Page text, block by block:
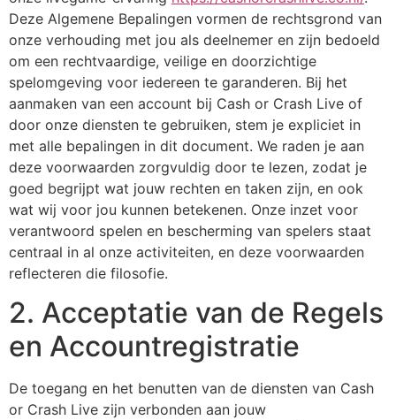
Deze Algemene Bepalingen vormen de rechtsgrond van
onze verhouding met jou als deelnemer en zijn bedoeld
om een rechtvaardige, veilige en doorzichtige
spelomgeving voor iedereen te garanderen. Bij het
aanmaken van een account bij Cash or Crash Live of
door onze diensten te gebruiken, stem je expliciet in
met alle bepalingen in dit document. We raden je aan
deze voorwaarden zorgvuldig door te lezen, zodat je
goed begrijpt wat jouw rechten en taken zijn, en ook
wat wij voor jou kunnen betekenen. Onze inzet voor
verantwoord spelen en bescherming van spelers staat
centraal in al onze activiteiten, en deze voorwaarden
reflecteren die filosofie.
2. Acceptatie van de Regels
en Accountregistratie
De toegang en het benutten van de diensten van Cash
or Crash Live zijn verbonden aan jouw